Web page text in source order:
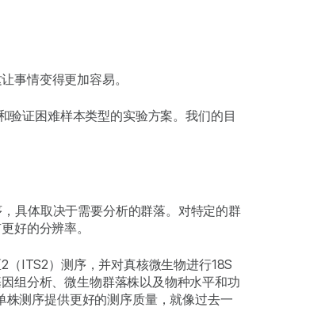
事情变得更加容易。
验证困难样本类型的实验方案。我们的目
具体取决于需要分析的群落。对特定的群
好的分辨率。
ITS2）测序，并对真核微生物进行18S
组分析、微生物群落株以及物种水平和功
测序提供更好的测序质量，就像过去一